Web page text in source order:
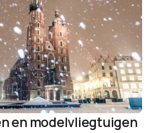
en modelvliegtuigen